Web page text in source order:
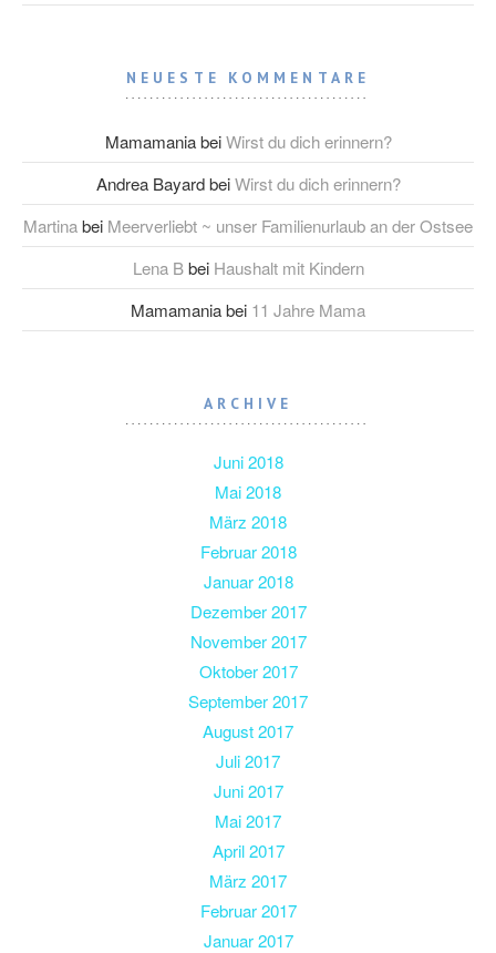
NEUESTE KOMMENTARE
MamamaniabeiWirst du dich erinnern?
Andrea BayardbeiWirst du dich erinnern?
Martinabei Meerverliebt ~ unser Familienurlaub an der Ostsee
Lena Bbei Haushalt mit Kindern
Mamamaniabei 11 Jahre Mama
ARCHIVE
Juni 2018
Mai 2018
März 2018
Februar 2018
Januar 2018
Dezember 2017
November 2017
Oktober 2017
September 2017
August 2017
Juli 2017
Juni 2017
Mai 2017
April 2017
März 2017
Februar 2017
Januar 2017